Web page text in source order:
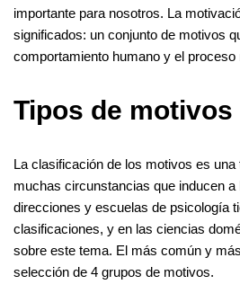
importante para nosotros. La
significados: un conjunto de motivos
comportamiento humano y el
Tipos de motivos
La clasificación de los motivos es
muchas circunstancias que inducen a
direcciones y escuelas de psicología
clasificaciones, y en las ciencias
sobre este tema. El más común y
selección de 4 grupos de motivos.